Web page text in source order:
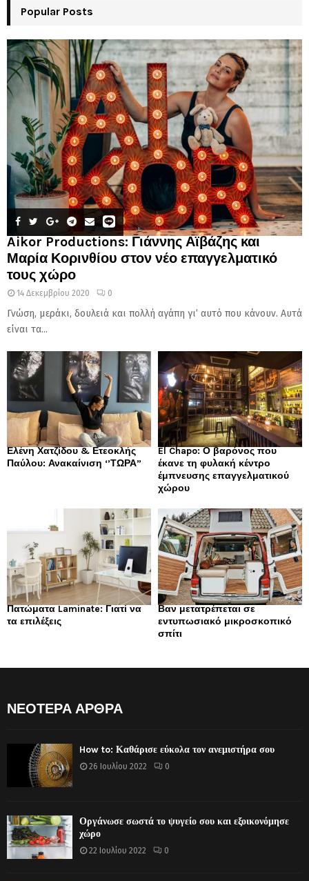
Popular Posts
Aikor Productions: Γιάννης Αϊβάζης και
Μαρία Κορινθίου στον νέο επαγγελματικό
τους χώρο
14 Δεκεμβρίου 2020 0
Γνώση, μεράκι, δουλειά και πολλή αγάπη γι’ αυτό που κάνουν. Αυτά
είναι τα...
Ελένη Χατζίδου & Ετεοκλής
Παύλου: Ανακαίνιση ‘’ΤΩΡΑ”
El Chapo: Ο βαρόνος που
έκανε τη φυλακή κέντρο
έμπνευσης επαγγελματικού
χώρου
Πατώματα Laminate: Γιατί να
τα επιλέξεις
Βαν μετατρέπεται σε
εντυπωσιακό μικροσκοπικό
σπίτι
ΝΕΟΤΕΡΑ ΑΡΘΡΑ
How to: Καθάρισε εύκολα τον ανεμιστήρα σου
26 Ιουλίου 2022 0
Οργάνωσε σωστά το ψυγείο σου και εξοικονόμησε
χώρο
22 Ιουλίου 2022 0